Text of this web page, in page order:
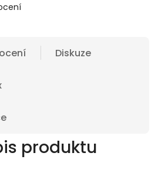
Diskuze
produktu